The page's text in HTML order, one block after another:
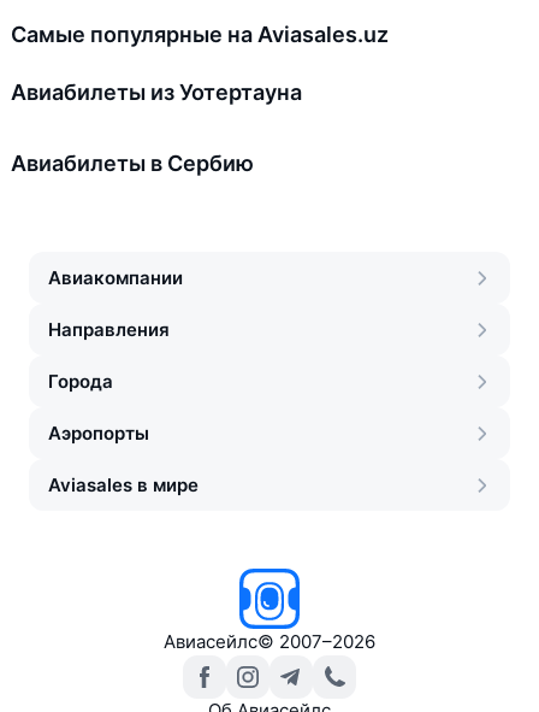
Самые популярные на Aviasales.uz
Авиабилеты из Уотертауна
Авиабилеты в Сербию
Авиакомпании
Направления
Города
Аэропорты
Aviasales в мире
Авиасейлс© 2007–2026